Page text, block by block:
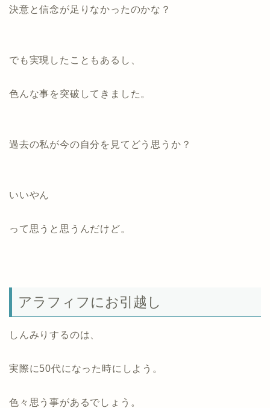
決意と信念が足りなかったのかな？
でも実現したこともあるし、
色んな事を突破してきました。
過去の私が今の自分を見てどう思うか？
いいやん
って思うと思うんだけど。
アラフィフにお引越し
しんみりするのは、
実際に50代になった時にしよう。
色々思う事があるでしょう。